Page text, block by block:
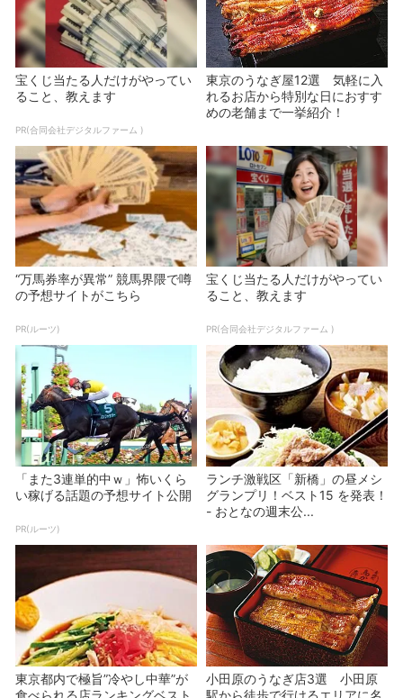
宝くじ当たる人だけがやってい
ること、教えます
PR(合同会社デジタルファーム )
東京のうなぎ屋12選 気軽に入
れるお店から特別な日におすす
めの老舗まで一挙紹介！
“万馬券率が異常” 競馬界隈で噂
の予想サイトがこちら
PR(ルーツ)
宝くじ当たる人だけがやってい
ること、教えます
PR(合同会社デジタルファーム )
「また3連単的中ｗ」怖いくら
い稼げる話題の予想サイト公開
PR(ルーツ)
ランチ激戦区「新橋」の昼メシ
グランプリ！ベスト15 を発表！
- おとなの週末公...
東京都内で極旨”冷やし中華”が
食べられる店ランキングベスト
小田原のうなぎ店3選 小田原
駅から徒歩で行けるエリアに名